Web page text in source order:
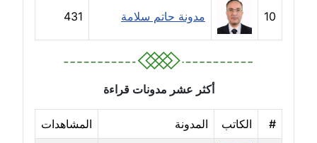
مدونة حنان طنطاوي
عاملة
مدونة حنين الفلسطينية
متوفي
مدونة خالد الخطيب
عاملة
10 مدونة حاتم سلامة 431
أكثر عشر مدونات قراءة
# الكاتب المدونة المشاهدات